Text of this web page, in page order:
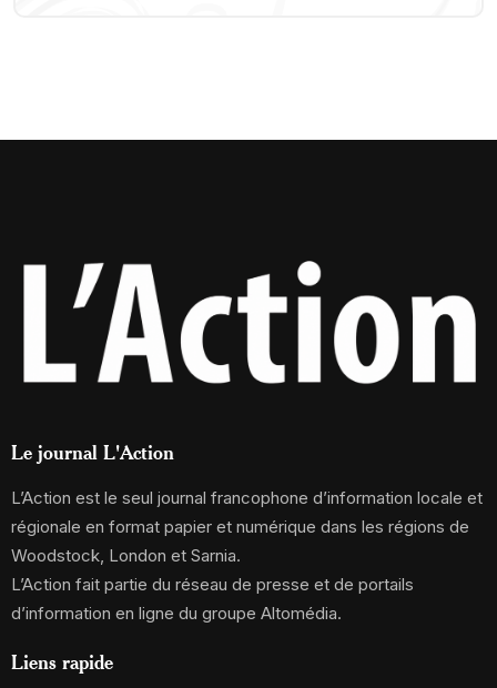
Le journal L'Action
L’Action est le seul journal francophone d’information locale et
régionale en format papier et numérique dans les régions de
Woodstock, London et Sarnia.
L’Action fait partie du réseau de presse et de portails
d’information en ligne du groupe Altomédia.
Liens rapide